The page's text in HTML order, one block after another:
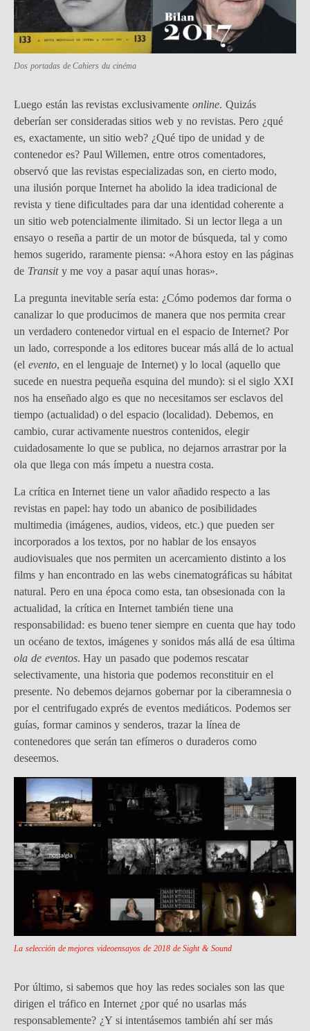
Dos portadas de Cahiers du cinéma
Luego están las revistas exclusivamente online. Quizás
deberían ser consideradas sitios web y no revistas. Pero ¿qué
es, exactamente, un sitio web? ¿Qué tipo de unidad y de
contenedor es? Paul Willemen, entre otros comentadores,
observó que las revistas especializadas son, en cierto modo,
una ilusión porque Internet ha abolido la idea tradicional de
revista y tiene dificultades para dar una identidad coherente a
un sitio web potencialmente ilimitado. Si un lector llega a un
ensayo o reseña a partir de un motor de búsqueda, tal y como
hemos sugerido, raramente piensa: «Ahora estoy en las páginas
de Transity me voy a pasar aquí unas horas».
La pregunta inevitable sería esta: ¿Cómo podemos dar forma o
canalizar lo que producimos de manera que nos permita crear
un verdadero contenedor virtual en el espacio de Internet? Por
un lado, corresponde a los editores bucear más allá de lo actual
(el evento, en el lenguaje de Internet) y lo local (aquello que
sucede en nuestra pequeña esquina del mundo): si el siglo XXI
nos ha enseñado algo es que no necesitamos ser esclavos del
tiempo (actualidad) o del espacio (localidad). Debemos, en
cambio, curar activamente nuestros contenidos, elegir
cuidadosamente lo que se publica, no dejarnos arrastrar por la
ola que llega con más ímpetu a nuestra costa.
La crítica en Internet tiene un valor añadido respecto a las
revistas en papel: hay todo un abanico de posibilidades
multimedia (imágenes, audios, videos, etc.) que pueden ser
incorporados a los textos, por no hablar de los ensayos
audiovisuales que nos permiten un acercamiento distinto a los
films y han encontrado en las webs cinematográficas su hábitat
natural. Pero en una época como esta, tan obsesionada con la
actualidad, la crítica en Internet también tiene una
responsabilidad: es bueno tener siempre en cuenta que hay todo
un océano de textos, imágenes y sonidos más allá de esa última
ola de eventos. Hay un pasado que podemos rescatar
selectivamente, una historia que podemos reconstituir en el
presente. No debemos dejarnos gobernar por la ciberamnesia o
por el centrifugado exprés de eventos mediáticos. Podemos ser
guías, formar caminos y senderos, trazar la línea de
contenedores que serán tan efímeros o duraderos como
deseemos.
La selección de mejores videoensayos de 2018 de Sight & Sound
Por último, si sabemos que hoy las redes sociales son las que
dirigen el tráfico en Internet ¿por qué no usarlas más
responsablemente? ¿Y si intentásemos también ahí ser más